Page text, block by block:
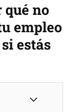
qué no
empleo
estás